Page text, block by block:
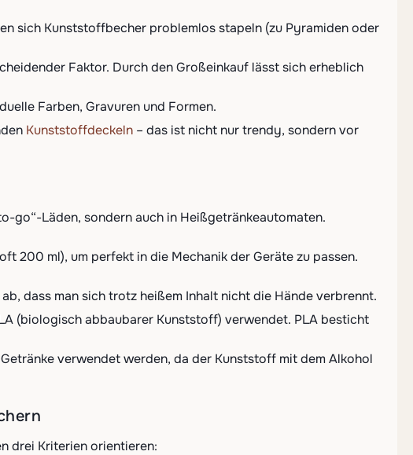
sich Kunststoffbecher problemlos stapeln (zu Pyramiden oder
Faktor. Durch den Großeinkauf lässt sich erheblich
Farben, Gravuren und Formen.
Kunststoffdeckeln – das ist nicht nur trendy, sondern vor
go“-Läden, sondern auch in Heißgetränkeautomaten.
200 ml), um perfekt in die Mechanik der Geräte zu passen.
dass man sich trotz heißem Inhalt nicht die Hände verbrennt.
(biologisch abbaubarer Kunststoff) verwendet. PLA besticht
verwendet werden, da der Kunststoff mit dem Alkohol
drei Kriterien orientieren: